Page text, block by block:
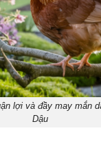
lợi và đầy may mắn
Dậu